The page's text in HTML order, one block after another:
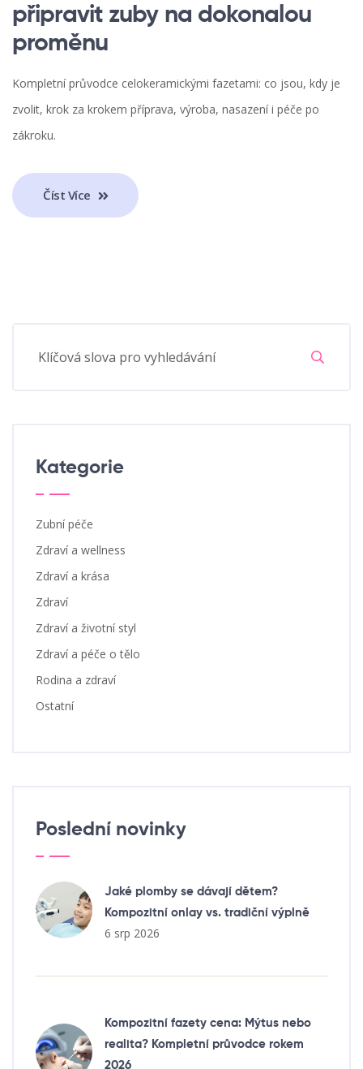
připravit zuby na dokonalou
proměnu
Kompletní průvodce celokeramickými fazetami: co jsou, kdy je
zvolit, krok za krokem příprava, výroba, nasazení i péče po
zákroku.
Číst Více
Kategorie
Zubní péče
Zdraví a wellness
Zdraví a krása
Zdraví
Zdraví a životní styl
Zdraví a péče o tělo
Rodina a zdraví
Ostatní
Poslední novinky
Jaké plomby se dávají dětem?
Kompozitní onlay vs. tradiční výplně
6 srp 2026
Kompozitní fazety cena: Mýtus nebo
realita? Kompletní průvodce rokem
2026